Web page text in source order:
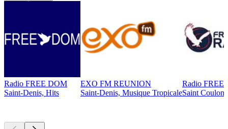
Radio FREE DOM
Saint-Denis, Hits
EXO FM REUNION
Saint-Denis, Musique Tropicale
Radio FREE
Saint